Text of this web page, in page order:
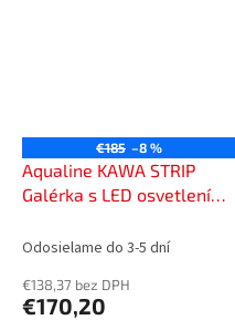
€185 –8 %
Aqualine KAWA STRIP
Galérka s LED osvetlením
WGL60S
Odosielame do 3-5 dní
€138,37 bez DPH
€170,20